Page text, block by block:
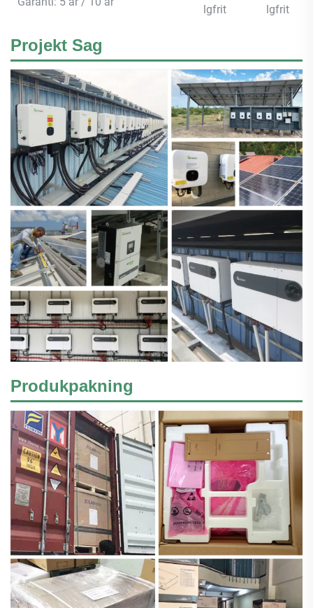
lgfrit
lgfrit
Projekt Sag
Produkpakning